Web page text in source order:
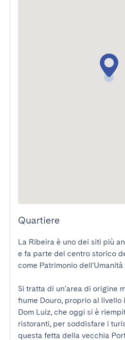
Quartiere
La Ribeira è uno dei siti più
e fa parte del centro storico
come Patrimonio dell'Umanità
Si tratta di un'area di origine
fiume Douro, proprio al livello
Dom Luiz, che oggi si è
ristoranti, per soddisfare i
questa fetta della vecchia